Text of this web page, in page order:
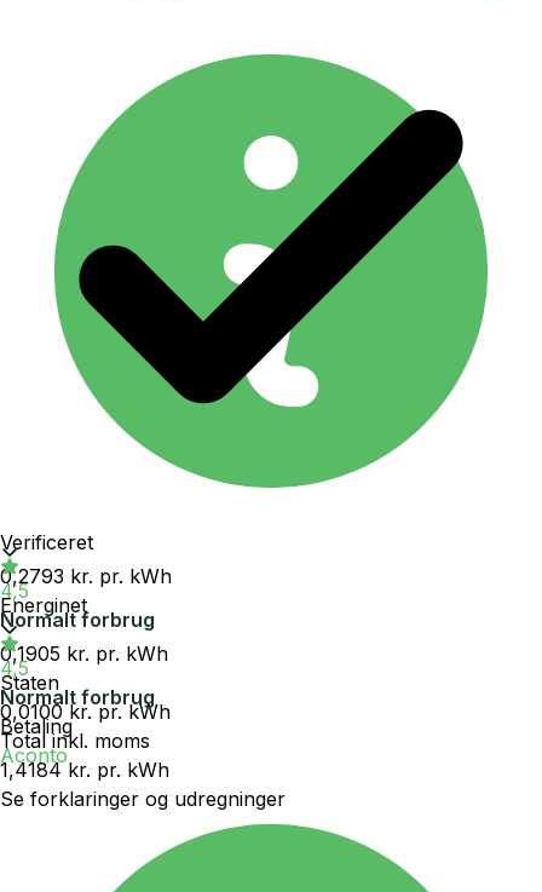
0,2793 kr. pr. kWh
Energinet
0,1905 kr. pr. kWh
Staten
0,0100 kr. pr. kWh
Total inkl. moms
1,4184 kr. pr. kWh
Se forklaringer og udregninger
Verificeret
4,5
Normalt forbrug
4,5
Normalt forbrug
Betaling
Aconto